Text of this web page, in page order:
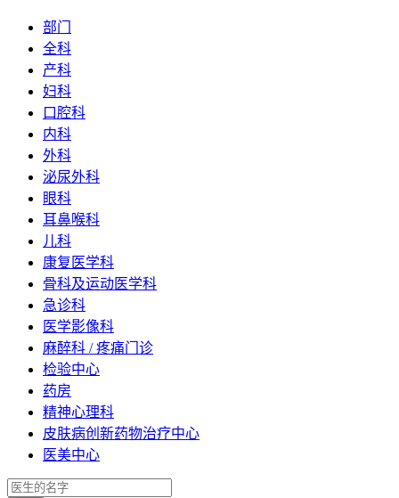
部门
全科
产科
妇科
口腔科
内科
外科
泌尿外科
眼科
耳鼻喉科
儿科
康复医学科
骨科及运动医学科
急诊科
医学影像科
麻醉科 / 疼痛门诊
检验中心
药房
精神心理科
皮肤病创新药物治疗中心
医美中心